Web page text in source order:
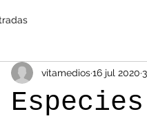
vitamedios16 jul 2020